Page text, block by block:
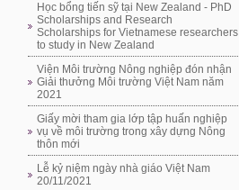
Học bổng tiến sỹ tại New Zealand - PhD
Scholarships and Research
Scholarships for Vietnamese researchers
to study in New Zealand
Viện Môi trường Nông nghiệp đón nhận
Giải thưởng Môi trường Việt Nam năm
2021
Giấy mời tham gia lớp tập huấn nghiệp
vụ về môi trường trong xây dựng Nông
thôn mới
Lễ kỷ niệm ngày nhà giáo Việt Nam
20/11/2021